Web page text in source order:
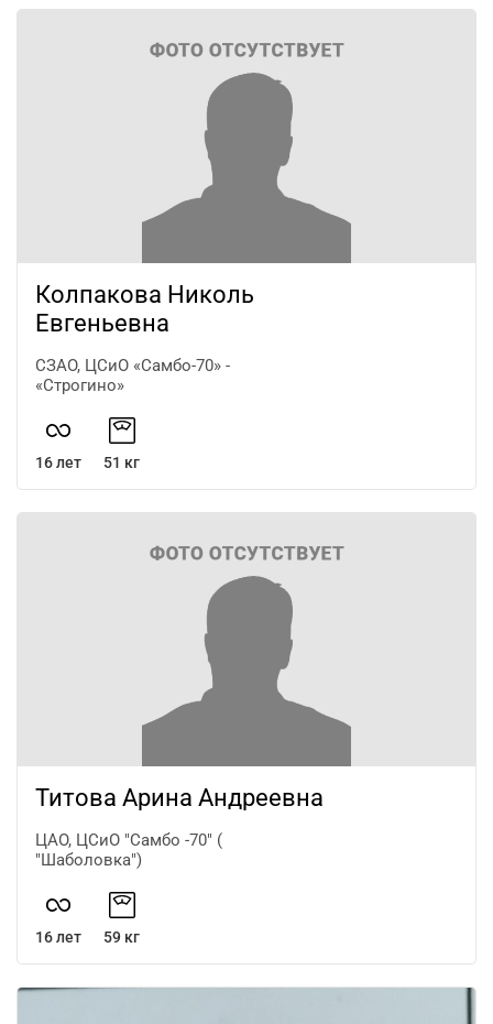
Колпакова Николь
Евгеньевна
СЗАО, ЦСиО «Самбо-70» -
«Строгино»
16 лет 51 кг
Титова Арина Андреевна
ЦАО, ЦСиО "Самбо -70" (
"Шаболовка")
16 лет 59 кг